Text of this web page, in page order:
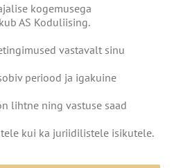
kogemusega
AS Koduliising.
vastavalt sinu
periood ja igakuine
lihtne ning vastuse saad
kui ka juriidilistele isikutele.